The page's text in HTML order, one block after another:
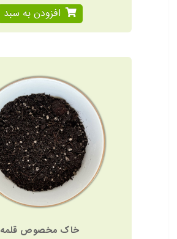
افزودن به سبد
خاک مخصوص قلمه